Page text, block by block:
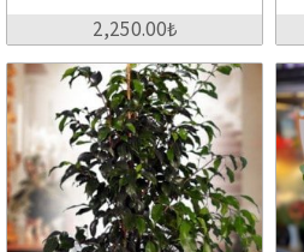
2,250.00₺